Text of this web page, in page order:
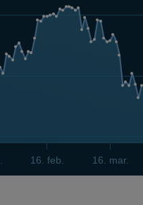
16. feb. 16. mar.